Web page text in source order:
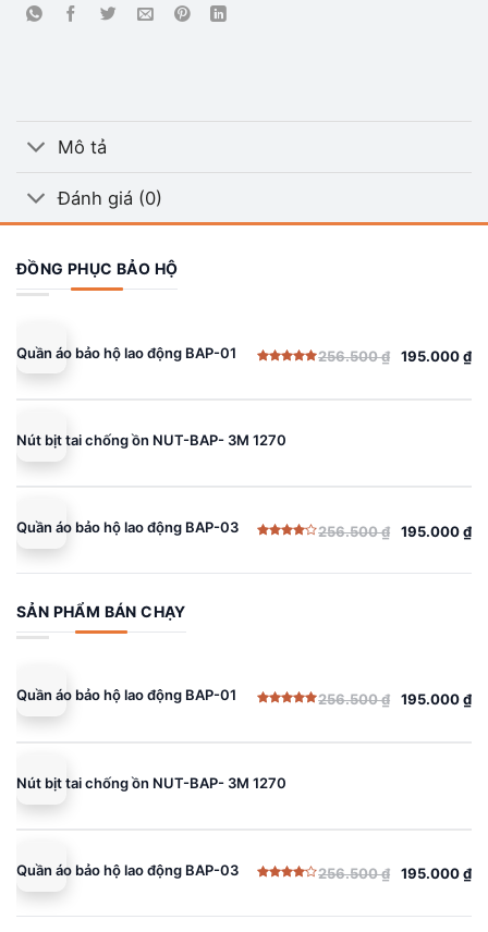
Mô tả
Đánh giá (0)
ĐỒNG PHỤC BẢO HỘ
Quần áo bảo hộ lao động BAP-01
5 sao
256.500₫
Giá
là:
195.000₫
Giá
tại
195.000 ₫.
Nút bịt tai chống ồn NUT-BAP- 3M 1270
Quần áo bảo hộ lao động BAP-03
hạng
256.500₫
Giá
gốc
là:
256.500 ₫.
195.000₫
Giá
hiện
tại
là:
195.000 ₫.
SẢN PHẨM BÁN CHẠY
Quần áo bảo hộ lao động BAP-01
5 sao
256.500₫
Giá
là:
195.000₫
Giá
tại
195.000 ₫.
Nút bịt tai chống ồn NUT-BAP- 3M 1270
Quần áo bảo hộ lao động BAP-03
hạng
256.500₫
Giá
là:
195.000₫
Giá
tại